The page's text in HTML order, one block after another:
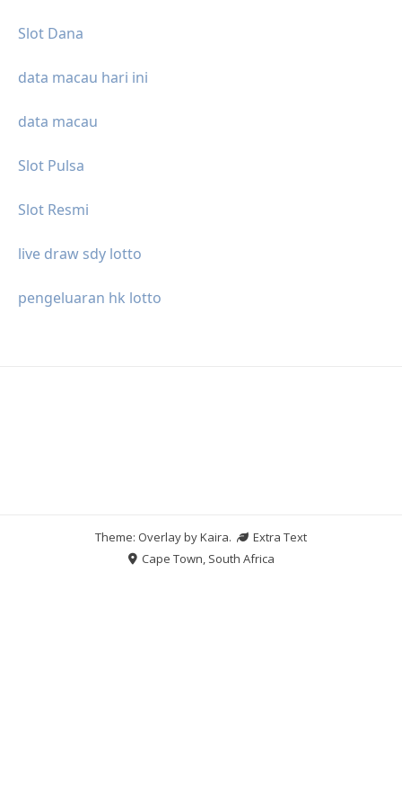
Slot Dana
data macau hari ini
data macau
Slot Pulsa
Slot Resmi
live draw sdy lotto
pengeluaran hk lotto
Theme: Overlay byKaira.
Extra Text
Cape Town, South Africa